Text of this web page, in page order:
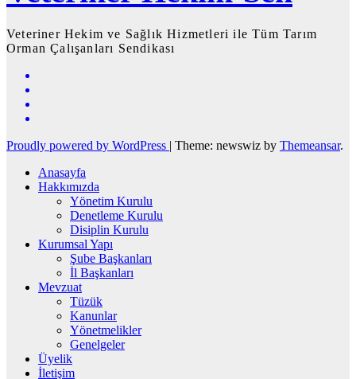
Veteriner Hekim ve Sağlık Hizmetleri ile Tüm Tarım
Orman Çalışanları Sendikası
Proudly powered by WordPress | Theme: newswiz by Themeansar.
Anasayfa
Hakkımızda
Yönetim Kurulu
Denetleme Kurulu
Disiplin Kurulu
Kurumsal Yapı
Şube Başkanları
İl Başkanları
Mevzuat
Tüzük
Kanunlar
Yönetmelikler
Genelgeler
Üyelik
İletişim